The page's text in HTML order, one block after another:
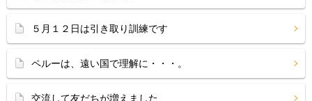
５月１２日は引き取り訓練です
ペルーは、遠い国で理解に・・・。
交流して友だちが増えました